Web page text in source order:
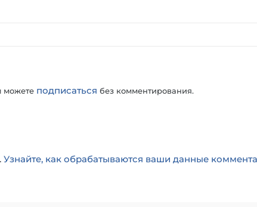
можете подписаться без комментирования.
Узнайте, как обрабатываются ваши данные